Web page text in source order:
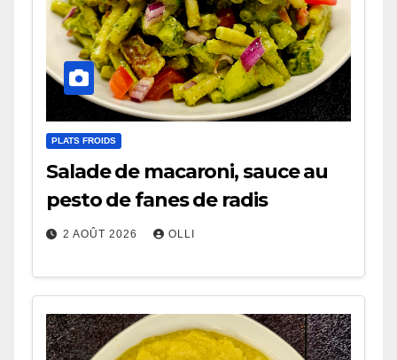
PLATS FROIDS
Salade de macaroni, sauce au
pesto de fanes de radis
2 AOÛT 2026 OLLI